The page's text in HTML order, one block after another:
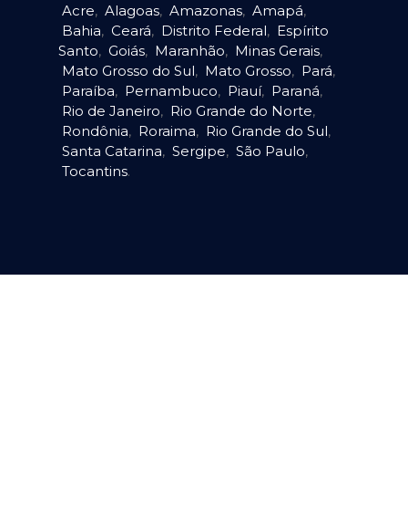
Acre, Alagoas, Amazonas, Amapá,
Bahia, Ceará, Distrito Federal, Espírito
Santo, Goiás, Maranhão, Minas Gerais,
Mato Grosso do Sul, Mato Grosso, Pará,
Paraíba, Pernambuco, Piauí, Paraná,
Rio de Janeiro, Rio Grande do Norte,
Rondônia, Roraima, Rio Grande do Sul,
Santa Catarina, Sergipe, São Paulo,
Tocantins.